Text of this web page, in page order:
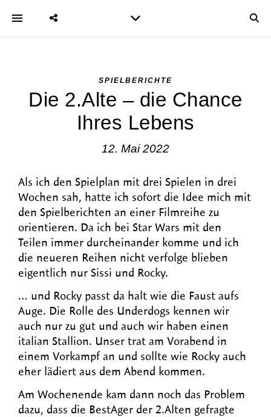
SPIELBERICHTE
Die 2.Alte – die Chance
Ihres Lebens
12. Mai 2022
Als ich den Spielplan mit drei Spielen in drei
Wochen sah, hatte ich sofort die Idee mich mit
den Spielberichten an einer Filmreihe zu
orientieren. Da ich bei Star Wars mit den
Teilen immer durcheinander komme und ich
die neueren Reihen nicht verfolge blieben
eigentlich nur Sissi und Rocky.
… und Rocky passt da halt wie die Faust aufs
Auge. Die Rolle des Underdogs kennen wir
auch nur zu gut und auch wir haben einen
italian Stallion. Unser trat am Vorabend in
einem Vorkampf an und sollte wie Rocky auch
eher lädiert aus dem Abend kommen.
Am Wochenende kam dann noch das Problem
dazu, dass die BestAger der 2.Alten gefragte